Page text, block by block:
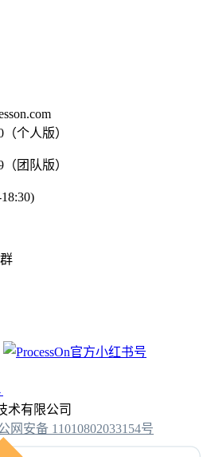
（个人版）
（团队版）
术有限公司
网安备 11010802033154号